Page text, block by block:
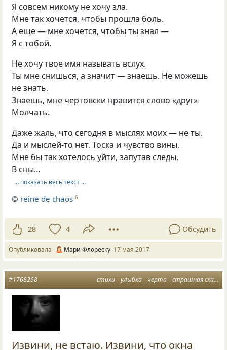
Я совсем никому не хочу зла.
Мне так хочется, чтобы прошла боль.
А еще — мне хочется, чтобы ты знал —
Я с тобой.
Не хочу твое имя называть вслух.
Ты мне снишься, а значит — знаешь. Не можешь
не знать.
Знаешь, мне чертовски нравится слово «друг»
Молчать.
Даже жаль, что сегодня в мыслях моих — не ты.
Да и мыслей-то нет. Тоска и чувство вины.
Мне бы так хотелось уйти, запутав следы,
В сны…
… показать весь текст …
© reine de chaos 6
28 4 Обсудить
Опубликовала Мари Флореску 17 мая 2017
стихи улыбка черта страшная сказка
#1768268
Извини, не встаю. Извини, что окна